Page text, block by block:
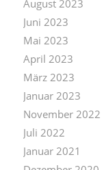
August 2023
Juni 2023
Mai 2023
April 2023
März 2023
Januar 2023
November 2022
Juli 2022
Januar 2021